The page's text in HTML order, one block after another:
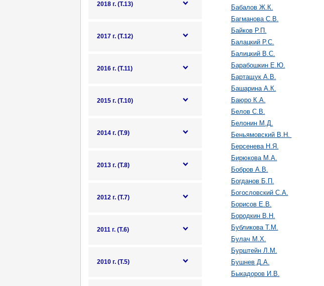
2018 г. (Т.13)
2017 г. (Т.12)
2016 г. (Т.11)
2015 г. (Т.10)
2014 г. (Т.9)
2013 г. (Т.8)
2012 г. (Т.7)
2011 г. (Т.6)
2010 г. (Т.5)
Бабалов Ж.К.
Багманова С.В.
Байков Р.П.
Балацкий Р.С.
Балицкий В.С.
Барабошкин Е.Ю.
Бартащук А.В.
Башарина А.К.
Баюро К.А.
Белов С.В.
Белонин М.Д.
Беньямовский В.Н.
Берсенева Н.Я.
Бирюкова М.А.
Бобров А.В.
Богданов Б.П.
Богословский С.А.
Борисов Е.В.
Бородкин В.Н.
Бубликова Т.М.
Булач М.Х.
Бурштейн Л.М.
Бушнев Д.А.
Быкадоров И.В.